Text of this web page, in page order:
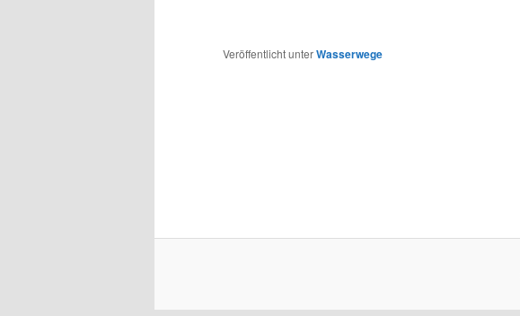
Veröffentlicht unterWasserwege